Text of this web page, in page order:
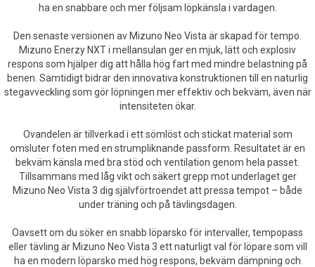
ha en snabbare och mer följsam löpkänsla i vardagen.
Den senaste versionen av Mizuno Neo Vista är skapad för tempo.
Mizuno Enerzy NXT i mellansulan ger en mjuk, lätt och explosiv
respons som hjälper dig att hålla hög fart med mindre belastning på
benen. Samtidigt bidrar den innovativa konstruktionen till en naturlig
stegavveckling som gör löpningen mer effektiv och bekväm, även när
intensiteten ökar.
Ovandelen är tillverkad i ett sömlöst och stickat material som
omsluter foten med en strumpliknande passform. Resultatet är en
bekväm känsla med bra stöd och ventilation genom hela passet.
Tillsammans med låg vikt och säkert grepp mot underlaget ger
Mizuno Neo Vista 3 dig självförtroendet att pressa tempot – både
under träning och på tävlingsdagen.
Oavsett om du söker en snabb löparsko för intervaller, tempopass
eller tävling är Mizuno Neo Vista 3 ett naturligt val för löpare som vill
ha en modern löparsko med hög respons, bekväm dämpning och